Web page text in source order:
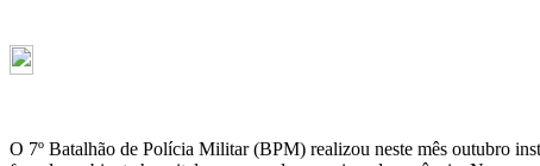
O 7º Batalhão de Polícia Militar (BPM) realizou neste mês outubro